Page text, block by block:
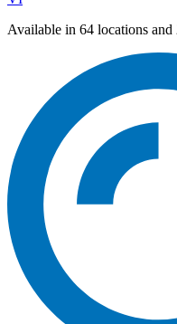
Available in 64 locations and